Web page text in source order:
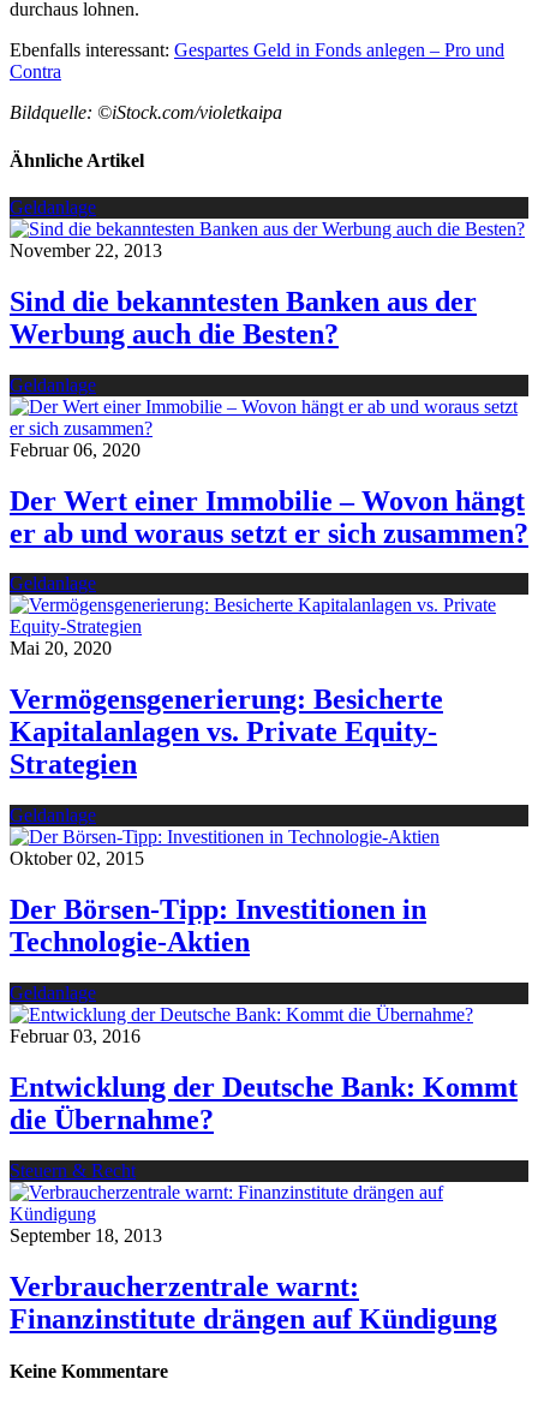
durchaus lohnen.
Ebenfalls interessant: Gespartes Geld in Fonds anlegen – Pro und
Contra
Bildquelle: ©iStock.com/violetkaipa
Ähnliche Artikel
Geldanlage
November 22, 2013
Sind die bekanntesten Banken aus der
Werbung auch die Besten?
Geldanlage
Februar 06, 2020
Der Wert einer Immobilie – Wovon hängt
er ab und woraus setzt er sich zusammen?
Geldanlage
Mai 20, 2020
Vermögensgenerierung: Besicherte
Kapitalanlagen vs. Private Equity-
Strategien
Geldanlage
Oktober 02, 2015
Der Börsen-Tipp: Investitionen in
Technologie-Aktien
Geldanlage
Februar 03, 2016
Entwicklung der Deutsche Bank: Kommt
die Übernahme?
Steuern & Recht
September 18, 2013
Verbraucherzentrale warnt:
Finanzinstitute drängen auf Kündigung
Keine Kommentare